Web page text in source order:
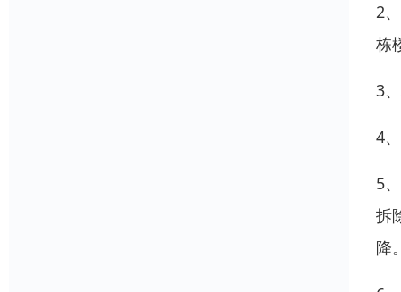
2
栋
3
4
5
拆
降